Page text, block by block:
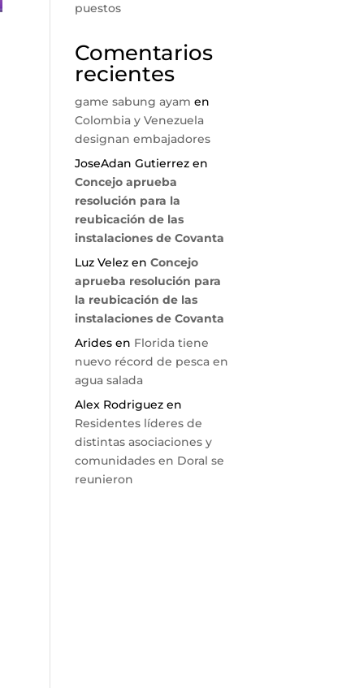
puestos
Comentarios
recientes
game sabung ayam en
Colombia y Venezuela
designan embajadores
JoseAdan Gutierrez en
Concejo aprueba
resolución para la
reubicación de las
instalaciones de Covanta
Luz Velez enConcejo
aprueba resolución para
la reubicación de las
instalaciones de Covanta
Arides en Florida tiene
nuevo récord de pesca en
agua salada
Alex Rodriguez en
Residentes líderes de
distintas asociaciones y
comunidades en Doral se
reunieron